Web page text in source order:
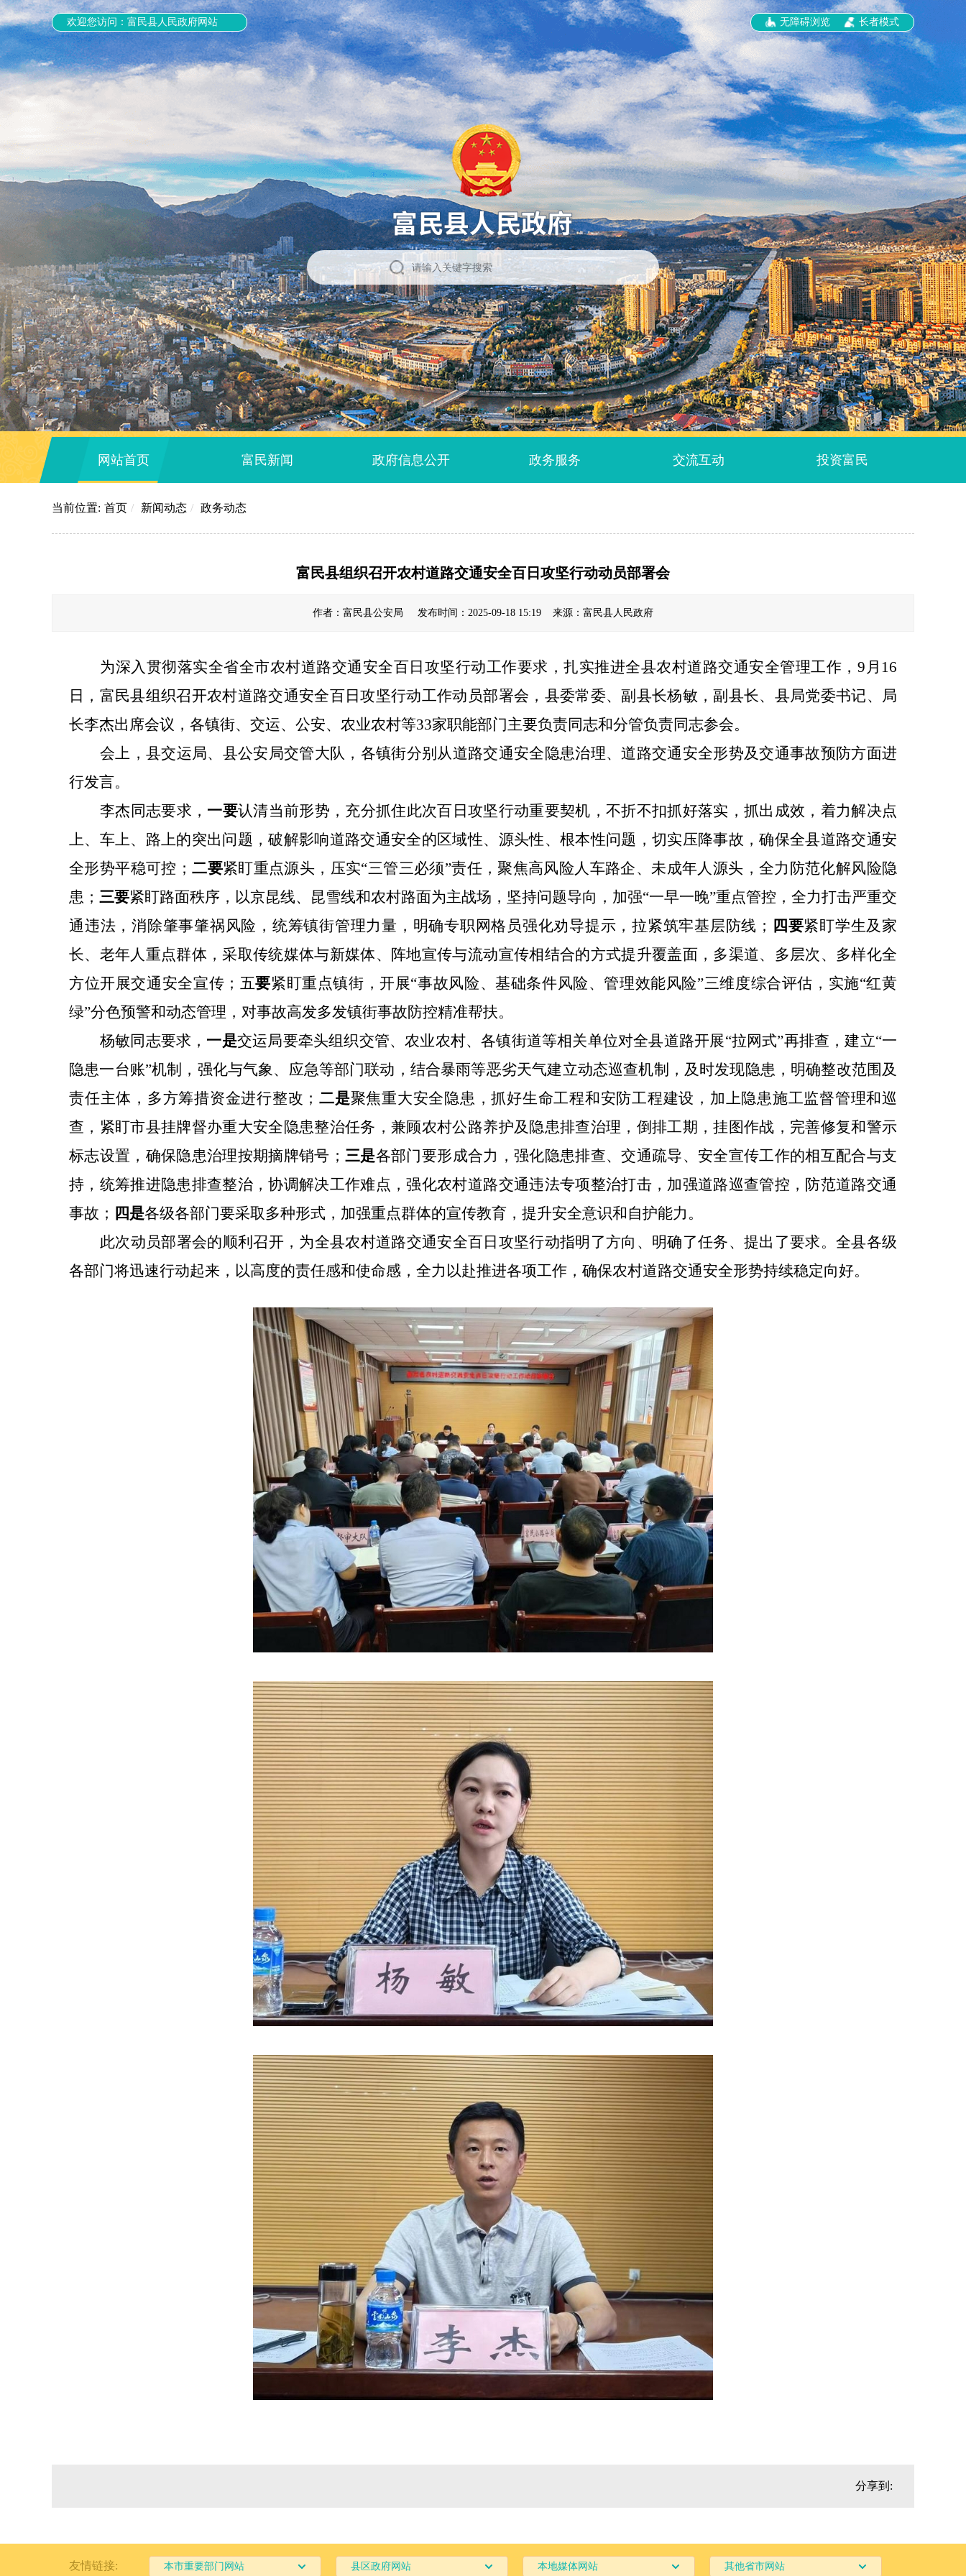
欢迎您访问：富民县人民政府网站 无障碍浏览 长者模式
网站首页 富民新闻 政府信息公开 政务服务 交流互动 投资富民
当前位置: 首页 / 新闻动态 / 政务动态
富民县组织召开农村道路交通安全百日攻坚行动动员部署会
作者：富民县公安局 发布时间：2025-09-18 15:19 来源：富民县人民政府
为深入贯彻落实全省全市农村道路交通安全百日攻坚行动工作要求，扎实推进全县农村道路交通安全管理工作， 9月16
日，富民县组织召开农村道路交通安全百日攻坚行动工作动员部署会 ， 县委常委、副县长杨敏，副县长、县局党委书记、局
长李杰出席会议，各镇街、交运、公安、农业农村等33家职能部门主要负责同志和分管负责同志参会。
会上， 县交运局、县公安局交管大队，各镇街分别从道路交通安全隐患治理、道路交通安全形势及交通事故预防方面进
行发言。
李杰同志要求 ， 一要认清当前形势，充分抓住此次百日攻坚行动重要契机，不折不扣抓好落实，抓出成效，着力解决点
上、车上、路上的突出问题，破解影响道路交通安全的区域性、源头性、根本性问题，切实压降事故，确保全县道路交通安
全形势平稳可控； 二要紧盯重点源头，压实“三管三必须”责任，聚焦高风险人车路企、未成年人源头，全力防范化解风险隐
患； 三要紧盯路面秩序，以京昆线、昆雪线和农村路面为主战场，坚持问题导向，加强“一早一晚”重点管控，全力打击严重交
通违法，消除肇事肇祸风险，统筹镇街管理力量，明确专职网格员强化劝导提示，拉紧筑牢基层防线；
四要紧盯学生及家
长、老年人重点群体，采取传统媒体与新媒体、阵地宣传与流动宣传相结合的方式提升覆盖面，多渠道、多层次、多样化全
方位开展交通安全宣传；五要紧盯重点镇街，开展“事故风险、基础条件风险、管理效能风险”三维度综合评估，实施“红黄
绿”分色预警和动态管理，对事故高发多发镇街事故防控精准帮扶。
杨敏同志要求 ， 一是交运局要牵头组织交管、农业农村、各镇街道等相关单位对全县道路开展“拉网式”再排查，建立“一
隐患一台账”机制，强化与气象、应急等部门联动，结合暴雨等恶劣天气建立动态巡查机制，及时发现隐患，明确整改范围及
责任主体，多方筹措资金进行整改； 二是聚焦重大安全隐患，抓好生命工程和安防工程建设，加上隐患施工监督管理和巡
查，紧盯市县挂牌督办重大安全隐患整治任务，兼顾农村公路养护及隐患排查治理，倒排工期，挂图作战，完善修复和警示
标志设置，确保隐患治理按期摘牌销号； 三是各部门要形成合力，强化隐患排查、交通疏导、安全宣传工作的相互配合与支
持，统筹推进隐患排查整治，协调解决工作难点，强化农村道路交通违法专项整治打击，加强道路巡查管控，防范道路交通
事故； 四是各级各部门要采取多种形式，加强重点群体的宣传教育，提升安全意识和自护能力。
此次动员部署会的顺利召开，为全县农村道路交通安全百日攻坚行动指明了方向、明确了任务、提出了要求。全县各级
各部门将迅速行动起来，以高度的责任感和使命感，全力以赴推进各项工作，确保农村道路交通安全形势持续稳定向好。
分享到:
友情链接: 本市重要部门网站 县区政府网站 本地媒体网站 其他省市网站